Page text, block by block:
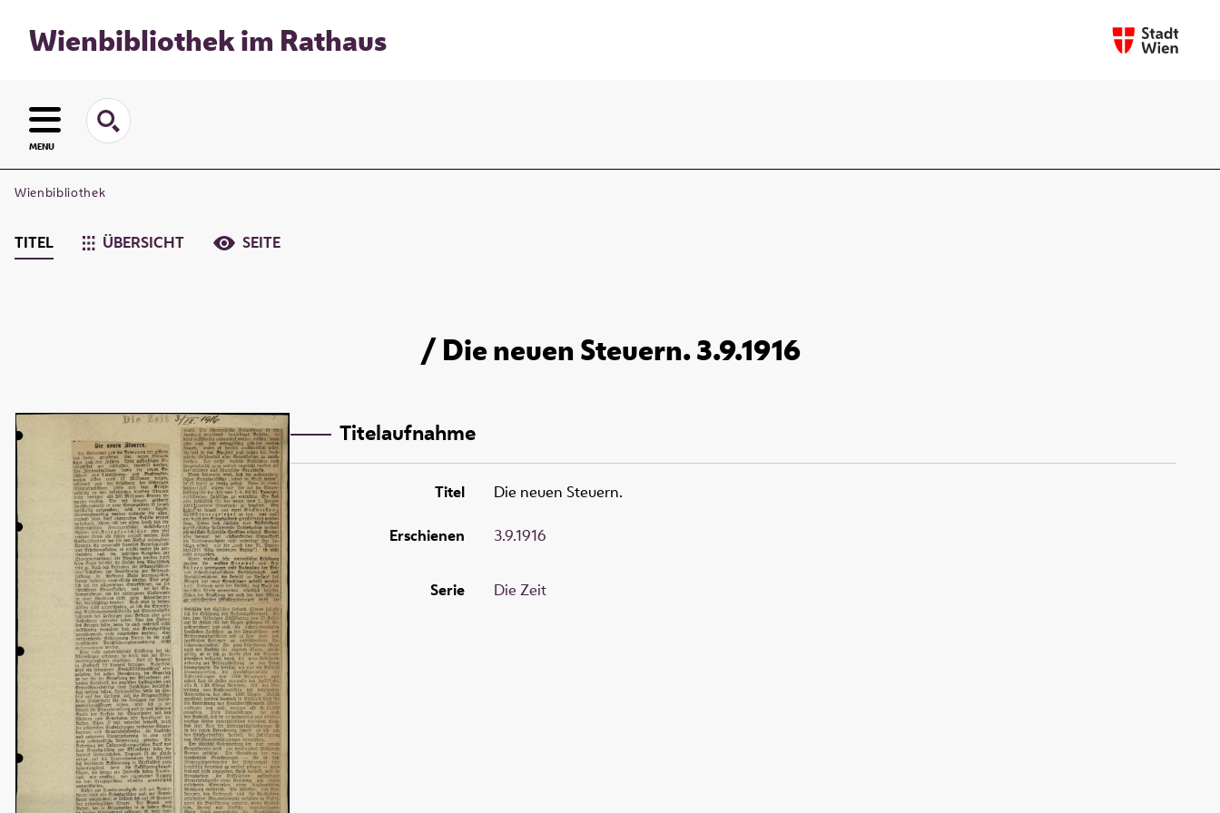
Wienbibliothek im Rathaus
MENU
Wienbibliothek
TITEL ÜBERSICHT SEITE
/ Die neuen Steuern. 3.9.1916
Titelaufnahme
Titel Die neuen Steuern.
Erschienen 3.9.1916
Serie Die Zeit